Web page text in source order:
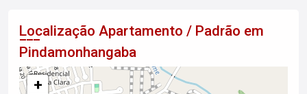
Localização Apartamento / Padrão em
Pindamonhangaba
+